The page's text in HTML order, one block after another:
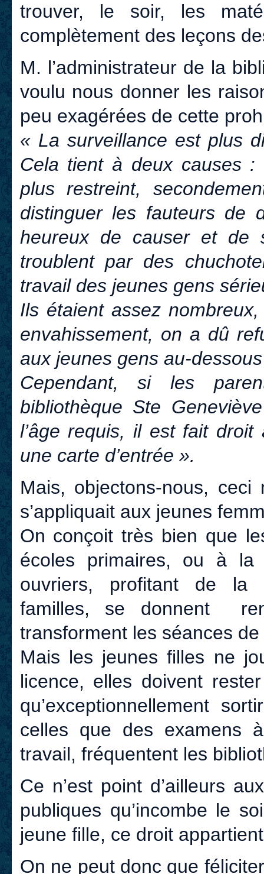
trouver, le soir, les
complètement des leçons
M. l’administrateur de la
voulu nous donner les
peu exagérées de cette
« La surveillance est plus
Cela tient à deux causes
plus restreint,
distinguer les fauteurs de
heureux de causer et de
troublent par des
travail des jeunes gens
Ils étaient assez
envahissement, on a dû
aux jeunes gens au-
Cependant, si les
bibliothèque Ste
l’âge requis, il est fait
une carte d’entrée ».
Mais, objectons-nous,
s’appliquait aux jeunes
On conçoit très bien que
écoles primaires, ou à
ouvriers, profitant de la
familles, se donnent
transforment les séances
Mais les jeunes filles ne
licence, elles doivent
qu’exceptionnellement
celles que des examens
travail, fréquentent les
Ce n’est point d’ailleurs
publiques qu’incombe le
jeune fille, ce droit
On ne peut donc que